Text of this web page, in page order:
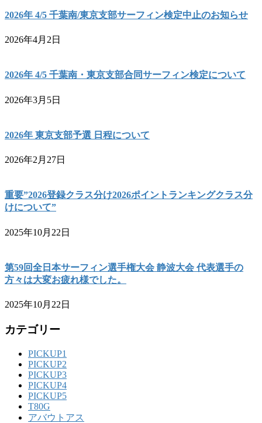
2026年 4/5 千葉南/東京支部サーフィン検定中止のお知らせ
2026年4月2日
2026年 4/5 千葉南・東京支部合同サーフィン検定について
2026年3月5日
2026年 東京支部予選 日程について
2026年2月27日
重要”2026登録クラス分け2026ポイントランキングクラス分
けについて”
2025年10月22日
第59回全日本サーフィン選手権大会 静波大会 代表選手の
方々は大変お疲れ様でした。
2025年10月22日
カテゴリー
PICKUP1
PICKUP2
PICKUP3
PICKUP4
PICKUP5
T80G
アバウトアス